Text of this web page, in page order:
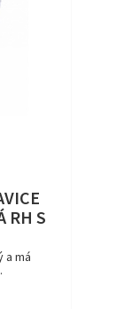
RH S
a má